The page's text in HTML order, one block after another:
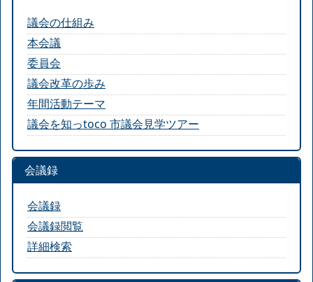
議会の仕組み
本会議
委員会
議会改革の歩み
年間活動テーマ
議会を知っtoco 市議会見学ツアー
会議録
会議録
会議録閲覧
詳細検索